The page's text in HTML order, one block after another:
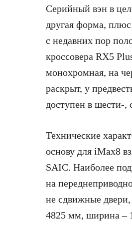
Серийный вэн в
другая форма,
с недавних пор
кроссовера RX5
монохромная, на
раскрыт, у
доступен в шести-,
Технические
основу для iMax8
SAIC. Наиболее
на
не сдвижные
4825 мм, ширина –